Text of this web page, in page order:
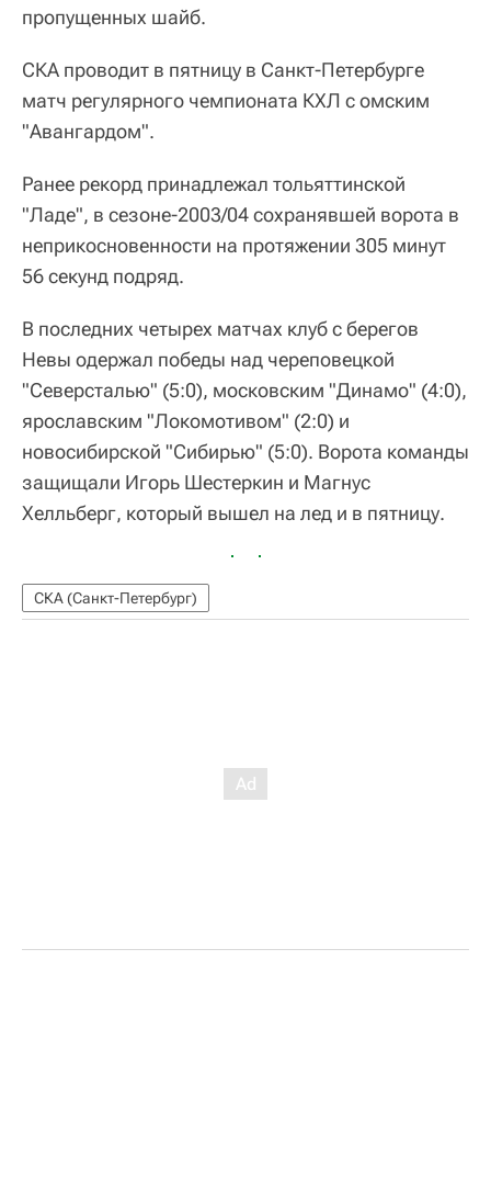
пропущенных шайб.
СКА проводит в пятницу в Санкт-Петербурге
матч регулярного чемпионата КХЛ с омским
"Авангардом".
Ранее рекорд принадлежал тольяттинской
"Ладе", в сезоне-2003/04 сохранявшей ворота в
неприкосновенности на протяжении 305 минут
56 секунд подряд.
В последних четырех матчах клуб с берегов
Невы одержал победы над череповецкой
"Северсталью" (5:0), московским "Динамо" (4:0),
ярославским "Локомотивом" (2:0) и
новосибирской "Сибирью" (5:0). Ворота команды
защищали Игорь Шестеркин и Магнус
Хелльберг, который вышел на лед и в пятницу.
СКА (Санкт-Петербург)